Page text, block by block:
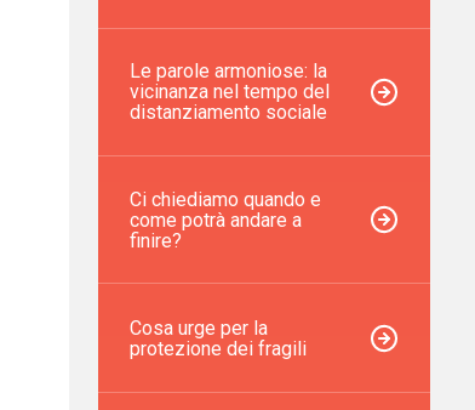
Le parole armoniose: la
vicinanza nel tempo del
distanziamento sociale
Ci chiediamo quando e
come potrà andare a
finire?
Cosa urge per la
protezione dei fragili